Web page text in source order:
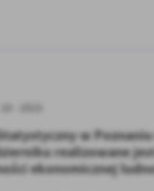
w
realizowane
ekonomicznej